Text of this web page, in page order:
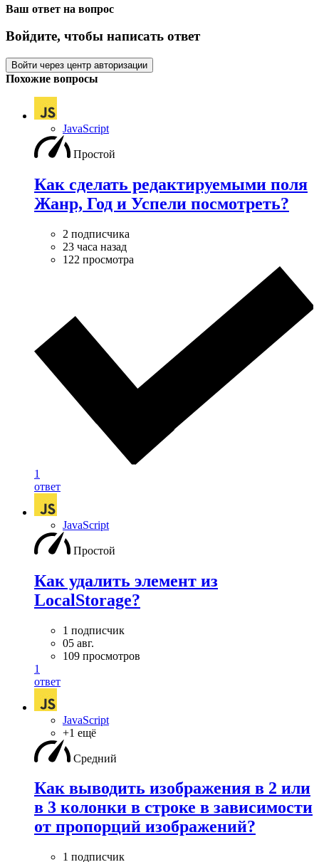
Ваш ответ на вопрос
Войдите, чтобы написать ответ
Войти через центр авторизации
Похожие вопросы
JavaScript
Простой
Как сделать редактируемыми поля
Жанр, Год и Успели посмотреть?
2 подписчика
23 часа назад
122 просмотра
1
ответ
JavaScript
Простой
Как удалить элемент из
LocalStorage?
1 подписчик
05 авг.
109 просмотров
1
ответ
JavaScript
+1 ещё
Средний
Как выводить изображения в 2 или
в 3 колонки в строке в зависимости
от пропорций изображений?
1 подписчик